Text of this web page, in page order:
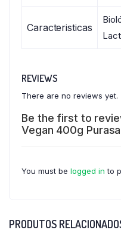
Caracteristicas
REVIEWS
There are no reviews yet.
Be the first to
Vegan 400g
You must be logged in to
PRODUTOS